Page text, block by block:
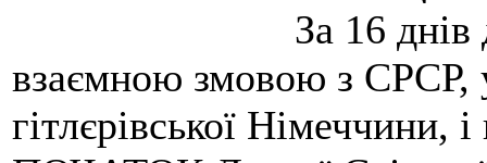
За 16 днів
взаємною змовою з СРСР,
гітлєрівської Німеччини,